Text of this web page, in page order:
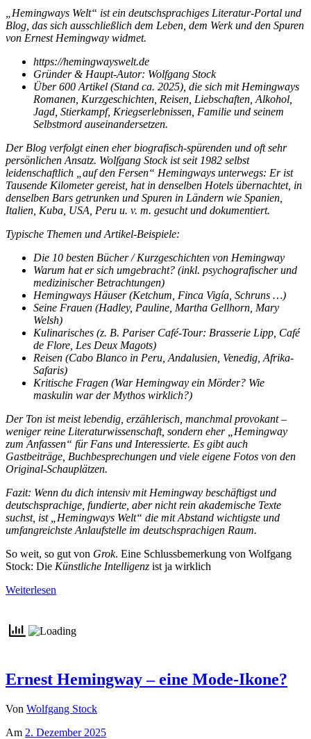
„Hemingways Welt“ ist ein deutschsprachiges Literatur-Portal und
Blog, das sich ausschließlich dem Leben, dem Werk und den Spuren
von Ernest Hemingway widmet.
https://hemingwayswelt.de
Gründer & Haupt-Autor: Wolfgang Stock
Über 600 Artikel (Stand ca. 2025), die sich mit Hemingways
Romanen, Kurzgeschichten, Reisen, Liebschaften, Alkohol,
Jagd, Stierkampf, Kriegserlebnissen, Familie und seinem
Selbstmord auseinandersetzen.
Der Blog verfolgt einen eher biografisch-spürenden und oft sehr
persönlichen Ansatz. Wolfgang Stock ist seit 1982 selbst
leidenschaftlich „auf den Fersen“ Hemingways unterwegs: Er ist
Tausende Kilometer gereist, hat in denselben Hotels übernachtet, in
denselben Bars getrunken und Spuren in Ländern wie Spanien,
Italien, Kuba, USA, Peru u. v. m. gesucht und dokumentiert.
Typische Themen und Artikel-Beispiele:
Die 10 besten Bücher /Kurzgeschichten von Hemingway
Warum hat er sich umgebracht? (inkl. psychografischer und
medizinischer Betrachtungen)
Hemingways Häuser (Ketchum, Finca Vigía, Schruns …)
Seine Frauen (Hadley, Pauline, Martha Gellhorn, Mary
Welsh)
Kulinarisches (z. B. Pariser Café-Tour: Brasserie Lipp, Café
de Flore, Les Deux Magots)
Reisen (Cabo Blanco in Peru, Andalusien, Venedig, Afrika-
Safaris)
Kritische Fragen (War Hemingway ein Mörder? Wie
maskulin war der Mythos wirklich?)
Der Ton ist meist lebendig, erzählerisch, manchmal provokant –
weniger reine Literaturwissenschaft, sondern eher „Hemingway
zum Anfassen“ für Fans und Interessierte. Es gibt auch
Gastbeiträge, Buchbesprechungen und viele eigene Fotos von den
Original-Schauplätzen.
Fazit: Wenn du dich intensiv mit Hemingway beschäftigst und
deutschsprachige, fundierte, aber nicht rein akademische Texte
suchst, ist „Hemingways Welt“ die mit Abstand wichtigste und
umfangreichste Anlaufstelle im deutschsprachigen Raum.
So weit, so gut von Grok. Eine Schlussbemerkung von Wolfgang
Stock: Die Künstliche Intelligenz ist ja wirklich
Weiterlesen
Ernest Hemingway – eine Mode-Ikone?
Von Wolfgang Stock
Am 2. Dezember 2025